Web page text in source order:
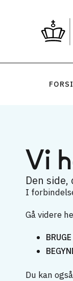
Vi
Den
I
Gå videre
Du kan